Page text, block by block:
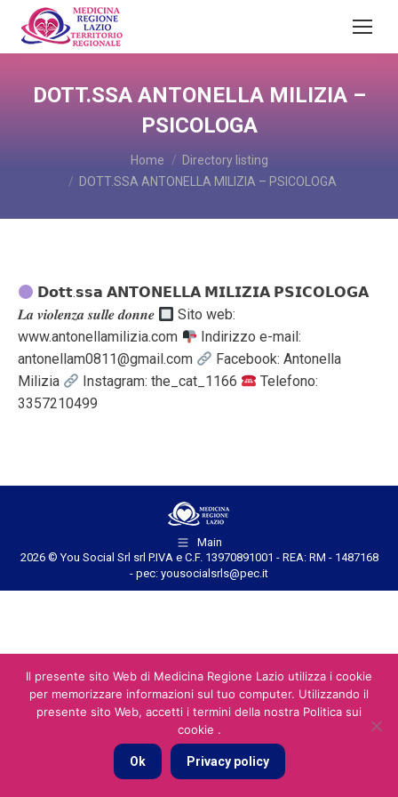
DOTT.SSA ANTONELLA MILIZIA –
PSICOLOGA
Home
Directory listing
DOTT.SSA ANTONELLA MILIZIA – PSICOLOGA
𝗗𝗼𝘁𝘁.𝘀𝘀𝗮 𝗔𝗡𝗧𝗢𝗡𝗘𝗟𝗟𝗔 𝗠𝗜𝗟𝗜𝗭𝗜𝗔 𝗣𝗦𝗜𝗖𝗢𝗟𝗢𝗚𝗔
𝑳𝒂 𝒗𝒊𝒐𝒍𝒆𝒏𝒛𝒂 𝒔𝒖𝒍𝒍𝒆 𝒅𝒐𝒏𝒏𝒆
Sito web:
www.antonellamilizia.com
Indirizzo e-mail:
antonellam0811@gmail.com
Facebook: Antonella
Milizia
Instagram: the_cat_1166
Telefono:
3357210499
Main
2026 © You Social Srl srl P.IVA e C.F. 13970891001 - REA: RM - 1487168
- pec: yousocialsrls@pec.it
Il presente sito Web di Medicina Regione Lazio utilizza i cookie
per memorizzare informazioni sul tuo computer. Utilizzando il
presente sito Web, accetti i termini della nostra Politica sui
cookie .
Ok Privacy policy